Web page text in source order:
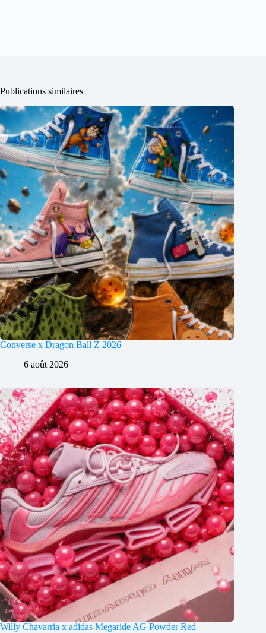
Publications similaires
Converse x Dragon Ball Z 2026
6 août 2026
Willy Chavarria x adidas Megaride AG Powder Red